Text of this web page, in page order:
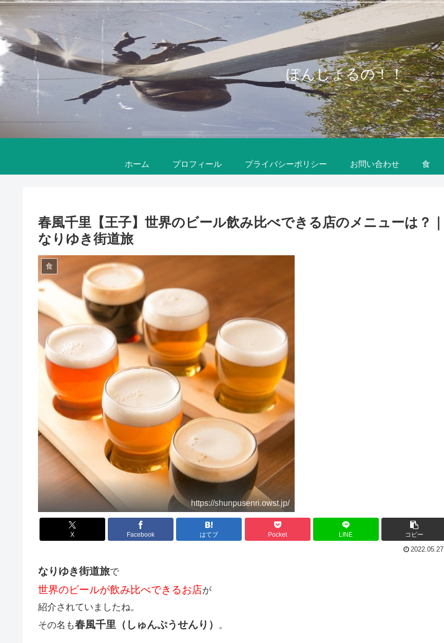
ぼんじょるの！！
ホーム プロフィール プライバシーポリシー お問い合わせ 食
春風千里【王子】世界のビール飲み比べできる店のメニューは？｜
なりゆき街道旅
食
https://shunpusenri.owst.jp/
X Facebook はてブ Pocket LINE コピー
2022.05.27
なりゆき街道旅で
世界のビールが飲み比べできるお店が
紹介されていましたね。
その名も春風千里（しゅんぷうせんり） 。